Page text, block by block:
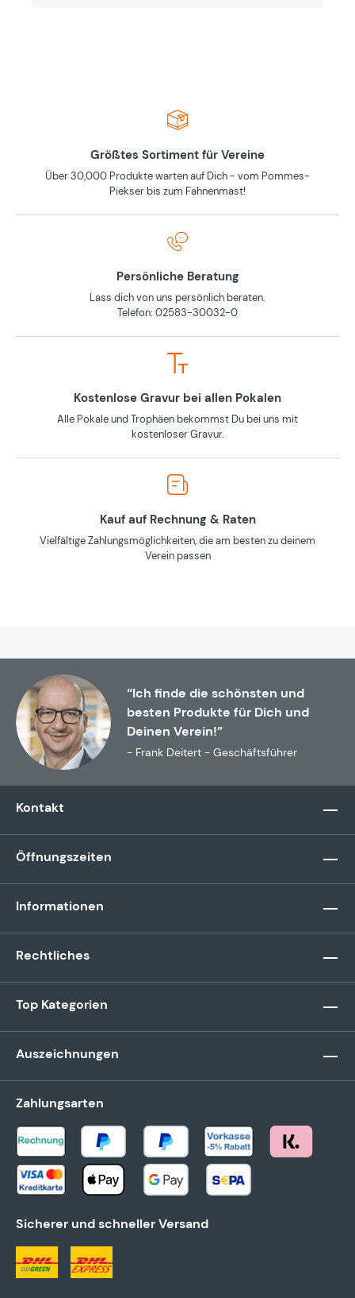
Größtes Sortiment für Vereine
Über 30,000 Produkte warten auf Dich - vom Pommes-
Piekser bis zum Fahnenmast!
Persönliche Beratung
Lass dich von uns persönlich beraten.
Telefon: 02583-30032-0
Kostenlose Gravur bei allen Pokalen
Alle Pokale und Trophäen bekommst Du bei uns mit
kostenloser Gravur.
Kauf auf Rechnung & Raten
Vielfältige Zahlungsmöglichkeiten, die am besten zu deinem
Verein passen
“Ich finde die schönsten und
besten Produkte für Dich und
Deinen Verein!”
- Frank Deitert - Geschäftsführer
Kontakt
Öffnungszeiten
Informationen
Rechtliches
Top Kategorien
Auszeichnungen
Zahlungsarten
Sicherer und schneller Versand